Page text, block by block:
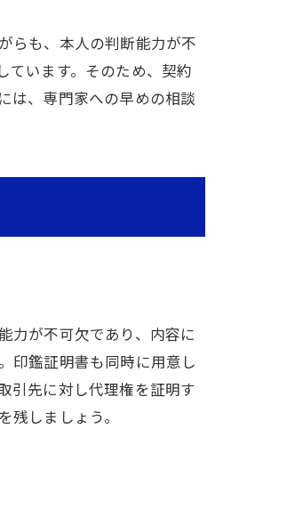
らも、本人の判断能力が不
ています。そのため、契約
は、専門家への早めの相談
力が不可欠であり、内容に
印鑑証明書も同時に用意し
引先に対し代理権を証明す
しましょう。